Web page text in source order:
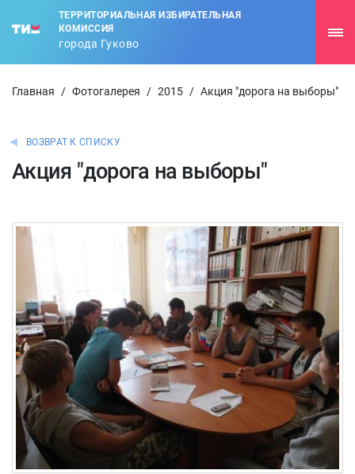
ТЕРРИТОРИАЛЬНАЯ ИЗБИРАТЕЛЬНАЯ
КОМИССИЯ
города Гуково
Главная / Фотогалерея / 2015 / Акция "дорога на выборы"
ВОЗВРАТ К СПИСКУ
Акция "дорога на выборы"